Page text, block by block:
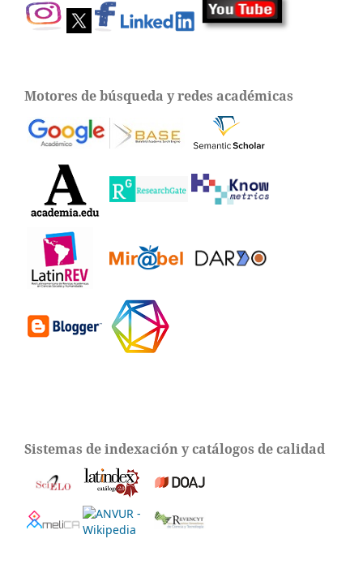
Motores de búsqueda y redes académicas
Sistemas de indexación y catálogos de calidad